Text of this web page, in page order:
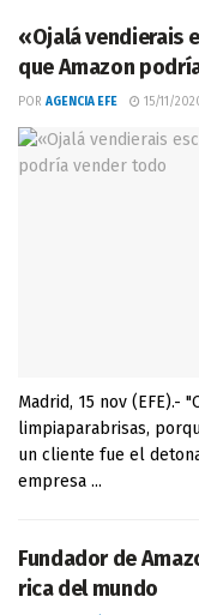
«Ojalá vendierais
que Amazon
POR AGENCIA EFE 15/11/
Madrid, 15 nov (EFE).-
limpiaparabrisas,
un cliente fue el
empresa ...
Fundador de
rica del mundo